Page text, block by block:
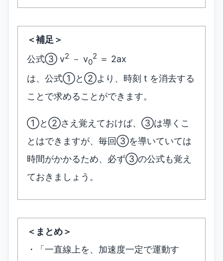
＜補足＞
公式③ v2 － v0
2 ＝ 2ax
は、公式①と②より、時刻 t を消去する
ことで求めることができます。
①と②さえ覚えておけば、③は導くこ
とはできますが、毎回③を導いていては
時間がかかるため、必ず③の公式も覚え
ておきましょう。
＜まとめ＞
・「一直線上を、加速度一定で運動す